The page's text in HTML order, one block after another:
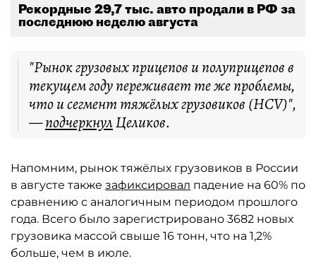
Рекордные 29,7 тыс. авто продали в РФ за
последнюю неделю августа
"Рынок грузовых прицепов и полуприцепов в
текущем году переживает те же проблемы,
что и сегмент тяжёлых грузовиков (HCV)",
—подчеркнулЦеликов.
Напомним, рынок тяжёлых грузовиков в России
в августе также зафиксировал падение на 60% по
сравнению с аналогичным периодом прошлого
года. Всего было зарегистрировано 3682 новых
грузовика массой свыше 16 тонн, что на 1,2%
больше, чем в июле.